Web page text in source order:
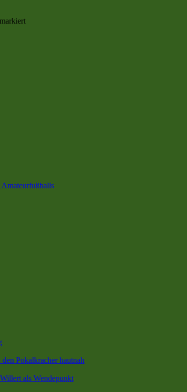
markiert
Amateurfußballs
Pokalkracher hautnah
als Wendepunkt